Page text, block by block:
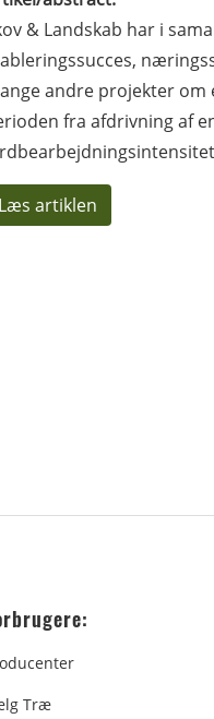
& Landskab har i
andre projekter
fra afdrivning af
Læs artiklen
Træ